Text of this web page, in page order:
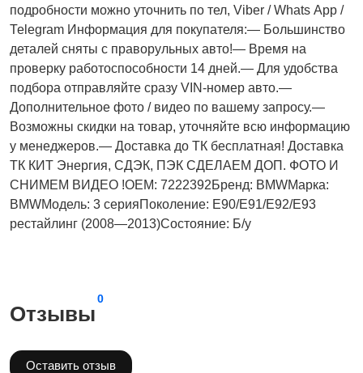
подробности можно уточнить по тел, Vibеr / Whаts Арр /
Теlеgrаm Информация для покупателя:— Большинство
деталей сняты с праворульных авто!— Время на
проверку работоспособности 14 дней.— Для удобства
подбора отправляйте сразу VIN-номер авто.—
Дополнительное фото / видео по вашему запросу.—
Возможны скидки на товар, уточняйте всю информацию
у менеджеров.— Доставка до ТК бесплатная! Доставка
ТК КИТ Энергия, СДЭК, ПЭК СДЕЛАЕМ ДОП. ФОТО И
СНИМЕМ ВИДЕО !OEM: 7222392Бренд: BMWМарка:
BMWМодель: 3 серияПоколение: E90/E91/E92/E93
рестайлинг (2008—2013)Состояние: Б/у
Отзывы
0
Оставить отзыв